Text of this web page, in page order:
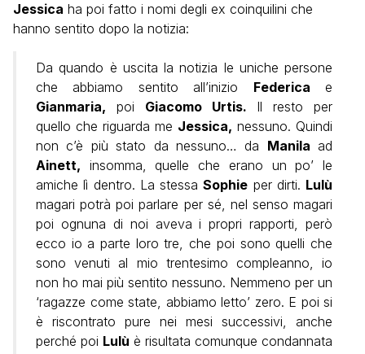
Jessica ha poi fatto i nomi degli ex coinquilini che
hanno sentito dopo la notizia:
Da quando è uscita la notizia le uniche persone
che abbiamo sentito all’inizio Federica e
Gianmaria, poi Giacomo Urtis. Il resto per
quello che riguarda me Jessica, nessuno. Quindi
non c’è più stato da nessuno… da Manila ad
Ainett, insomma, quelle che erano un po’ le
amiche lì dentro. La stessaSophie per dirti. Lulù
magari potrà poi parlare per sé, nel senso magari
poi ognuna di noi aveva i propri rapporti, però
ecco io a parte loro tre, che poi sono quelli che
sono venuti al mio trentesimo compleanno, io
non ho mai più sentito nessuno. Nemmeno per un
‘ragazze come state, abbiamo letto’ zero. E poi si
è riscontrato pure nei mesi successivi, anche
perché poi Lulù è risultata comunque condannata